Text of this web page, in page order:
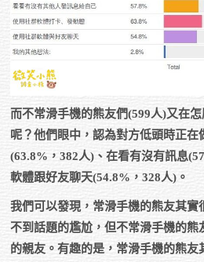
而不常滑手機的熊友們(599人)又在
呢？他們眼中，認為對方低頭時正
(63.8%，382人)、在看有沒有訊息
軟體跟好友聊天(54.8%，328人)。
我們可以發現，常滑手機的熊友其
不到話題的尷尬，但不常滑手機的熊
的親友。有趣的是，常滑手機的熊